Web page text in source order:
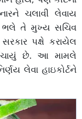
ચલાવી લેવાય
ભલે તે મુખ્ય સચિવ
પક્ષે કરાયેલ
છે. આ મામલે
લેવા હાઇકોર્ટને